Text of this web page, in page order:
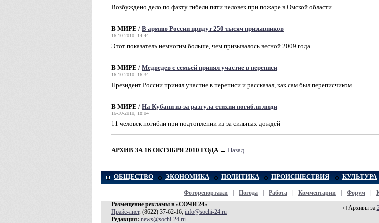
Возбуждено дело по факту гибели пяти человек при пожаре в Омской области
В МИРЕ / В армию России придут 250 тысяч призывников
16-10-2010, 14:44
Этот показатель немногим больше, чем призывалось весной 2009 года
В МИРЕ / Медведев с семьей принял участие в переписи
16-10-2010, 16:34
Президент России принял участие в переписи и рассказал, как сам был переписчиком
В МИРЕ / На Кубани из-за разгула стихии погибли люди
16-10-2010, 18:04
11 человек погибли при подтоплении из-за сильных дождей
АРХИВ ЗА 16 ОКТЯБРЯ 2010 ГОДА ← Назад
ОБЩЕСТВО ЭКОНОМИКА ПОЛИТИКА ПРОИСШЕСТВИЯ КУЛЬТУРА
Фоторепортажи Погода Работа Комментарии Форум
Размещение рекламы в «СОЧИ 24»
Прайс-лист, (8622) 37-62-16, info@sochi-24.ru
Редакция: news@sochi-24.ru
Архивы за